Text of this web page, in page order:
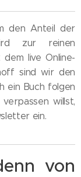
den Anteil der
zur reinen
live Online-
sind wir den
ein Buch folgen
willst,
ein.
von